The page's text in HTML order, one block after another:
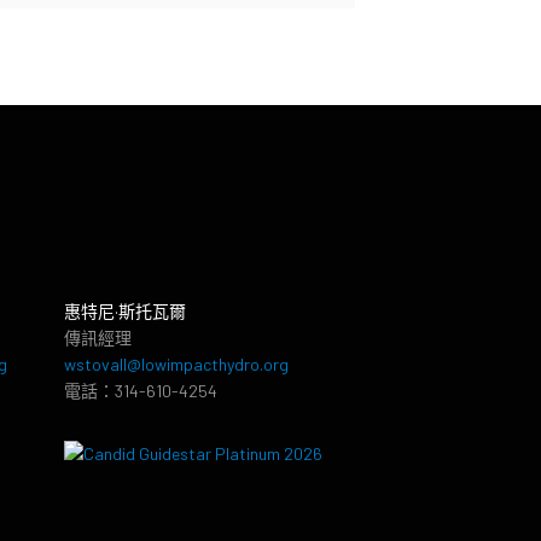
惠特尼·斯托瓦爾
傳訊經理
wstovall@lowimpacthydro.org
電話：314-610-4254